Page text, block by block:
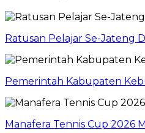
Ratusan Pelajar Se-Jateng
Pemerintah Kabupaten
Manafera Tennis Cup 2026